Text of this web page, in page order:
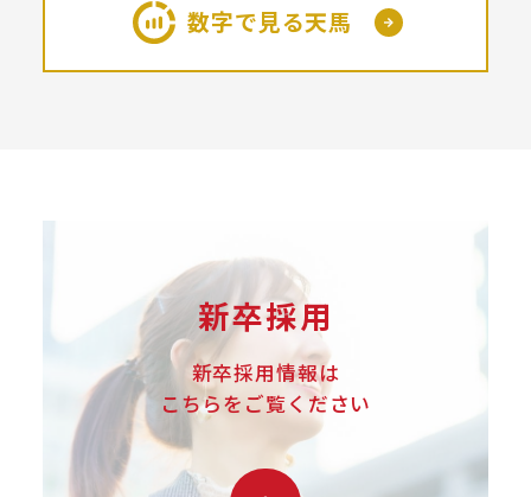
数字で見る天馬
新卒採用
新卒採用情報は
こちらをご覧ください